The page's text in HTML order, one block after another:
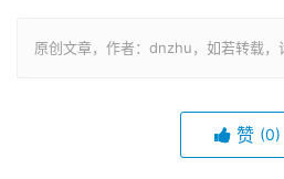
原创文章，作者：dnzhu，如若转载，
赞 (0)